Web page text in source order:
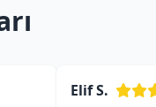
Elif S.